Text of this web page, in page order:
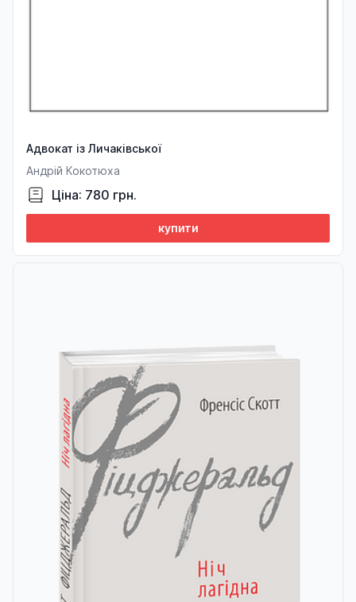
Адвокат із Личаківської
Андрій Кокотюха
Ціна: 780 грн.
купити